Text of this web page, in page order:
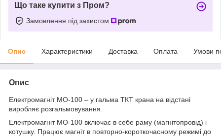
Що таке купити з Пром?
Замовлення під захистом
Опис Характеристики Доставка Оплата Умови
Опис
Електромагніт МО-100 – у гальма ТКТ крана на відстані
виробляє розгальмовування.
Електромагніт МО-100 включає в себе раму (магнітопровід) і
котушку. Працює магніт в повторно-короткочасному режимі до